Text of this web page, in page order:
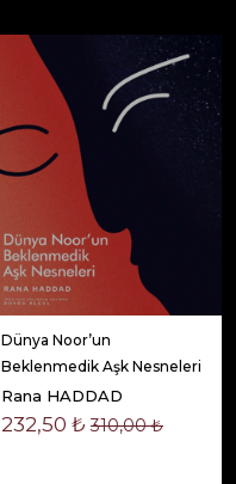
Dünya Noor’un
Beklenmedik Aşk Nesneleri
Rana HADDAD
232,50 ₺ 310,00 ₺